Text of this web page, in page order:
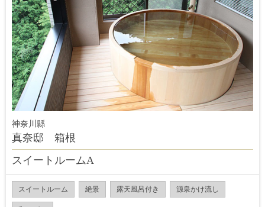
神奈川縣
真奈邸 箱根
スイートルームA
スイートルーム 絶景 露天風呂付き 源泉かけ流し